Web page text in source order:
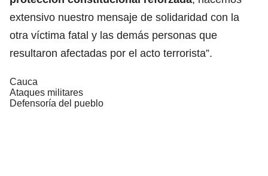
extensivo nuestro mensaje de solidaridad con la
otra víctima fatal y las demás personas que
resultaron afectadas por el acto terrorista”.
Cauca
Ataques militares
Defensoría del pueblo